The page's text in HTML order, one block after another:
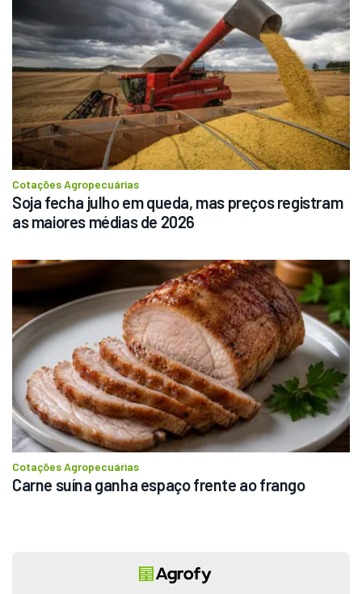
Cotações Agropecuárias
Soja fecha julho em queda, mas preços registram
as maiores médias de 2026
Cotações Agropecuárias
Carne suína ganha espaço frente ao frango